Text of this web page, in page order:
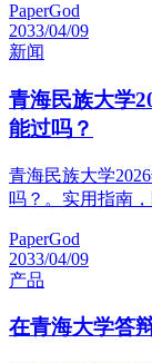
PaperGod
2033/04/09
新闻
青海民族大学
能过吗？
青海民族大学
吗？。实用指南，
PaperGod
2033/04/09
产品
在青海大学答